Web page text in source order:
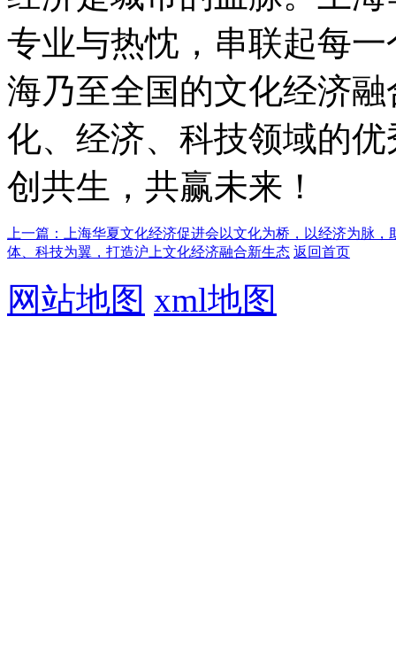
专业与热忱，串联起每
海乃至全国的文化经济
化、经济、科技领域的
创共生，共赢未来！
上一篇：上海华夏文化经济促进会以文化为桥，以经济为脉，
体、科技为翼，打造沪上文化经济融合新生态 返回首页
网站地图 xml地图